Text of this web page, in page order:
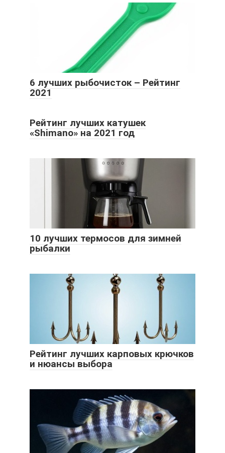
6 лучших рыбочисток – Рейтинг
2021
Рейтинг лучших катушек
«Shimano» на 2021 год
10 лучших термосов для зимней
рыбалки
Рейтинг лучших карповых крючков
и нюансы выбора